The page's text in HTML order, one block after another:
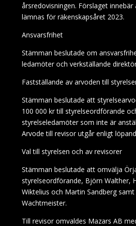
årsredovisningen. Förslaget
lämnas för räkenskapsåret 2023.
Ansvarsfrihet
Stämman beslutade om
ledamöter och verkställande
Fastställande av arvoden till
Stämman beslutade att
100 000 kr till styrelseordförande
styrelseledamöter som inte är
Arvode till revisor utgår enligt
Val till styrelsen och av revisorer
Stämman beslutade att omvälja
styrelseordförande, Björn Walther,
Wiktelius och Martin Sandberg
Wachtmeister.
Till revisor omvaldes Mazars AB